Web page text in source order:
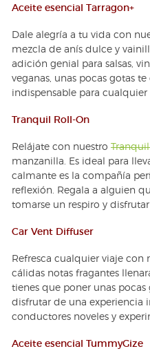
Aceite esencial Tarragon+
Dale alegría a tu vida con
mezcla de anís dulce y
adición genial para salsas,
veganas, unas pocas gotas
indispensable para
Tranquil Roll-On
Relájate con nuestro
manzanilla. Es ideal para
calmante es la compañía
reflexión. Regala a alguien
tomarse un respiro y
Car Vent Diffuser
Refresca cualquier viaje con
cálidas notas fragantes
tienes que poner unas
disfrutar de una experiencia
conductores noveles y
Aceite esencial TummyGize